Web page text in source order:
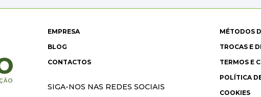
EMPRESA
BLOG
CONTACTOS
SIGA-NOS NAS REDES SOCIAIS
MÉTODOS
TROCAS E
TERMOS E
POLÍTICA
COOKIES